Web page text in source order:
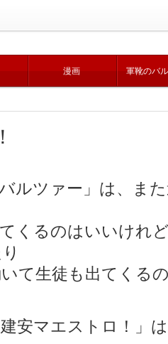
漫画 軍靴のバ
ルツァー」は、ま
くるのはいいけれ
て生徒も出てくる
安マエストロ！」